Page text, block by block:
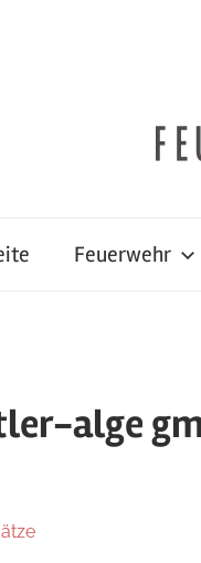
Feuerwehr
alge